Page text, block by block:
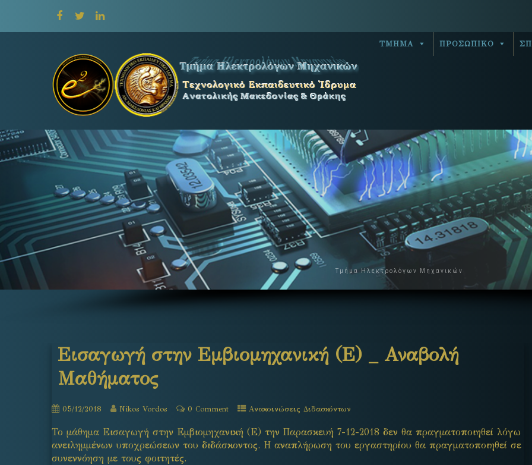
ΤΜΗΜΑ ΠΡΟΣΩΠΙΚΟ
Τμήμα Ηλεκτρολόγων Μηχανικών
Εισαγωγή στην Εμβιομηχανική (Ε) _ Αναβολή
Μαθήματος
05/12/2018 Nikos Vordos 0 Comment Ανακοινώσεις Διδασκόντων
Το μάθημα Εισαγωγή στην Εμβιομηχανική (Ε) την Παρασκευή 7-12-2018 δεν θα πραγματοποιηθεί λόγω
ανειλημμένων υποχρεώσεων του διδάσκοντος. Η αναπλήρωση του εργαστηρίου θα πραγματοποιηθεί σε
συνεννόηση με τους φοιτητές.